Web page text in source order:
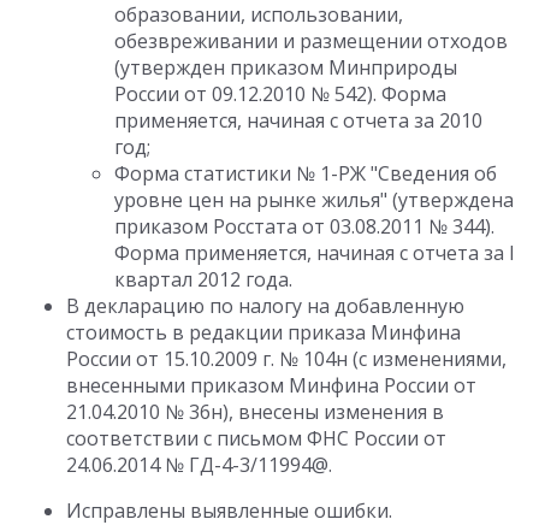
образовании, использовании,
обезвреживании и размещении отходов
(утвержден приказом Минприроды
России от 09.12.2010 № 542). Форма
применяется, начиная с отчета за 2010
год;
Форма статистики № 1-РЖ "Сведения об
уровне цен на рынке жилья" (утверждена
приказом Росстата от 03.08.2011 № 344).
Форма применяется, начиная с отчета за I
квартал 2012 года.
В декларацию по налогу на добавленную
стоимость в редакции приказа Минфина
России от 15.10.2009 г. № 104н (с изменениями,
внесенными приказом Минфина России от
21.04.2010 № 36н), внесены изменения в
соответствии с письмом ФНС России от
24.06.2014 № ГД-4-3/11994@.
Исправлены выявленные ошибки.